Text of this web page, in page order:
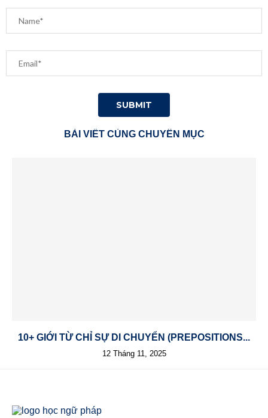
BÀI VIẾT CÙNG CHUYÊN MỤC
10+ GIỚI TỪ CHỈ SỰ DI CHUYỂN (PREPOSITIONS...
12 Tháng 11, 2025